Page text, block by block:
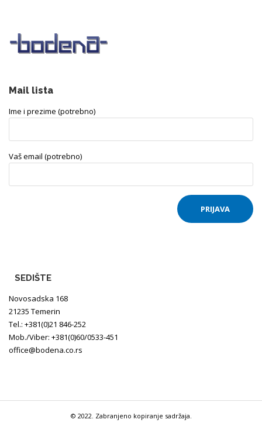
Mail lista
Ime i prezime (potrebno)
Vaš email (potrebno)
SEDIŠTE
Novosadska 168
21235 Temerin
Tel.: +381(0)21 846-252
Mob./Viber: +381(0)60/0533-451
office@bodena.co.rs
© 2022. Zabranjeno kopiranje sadržaja.